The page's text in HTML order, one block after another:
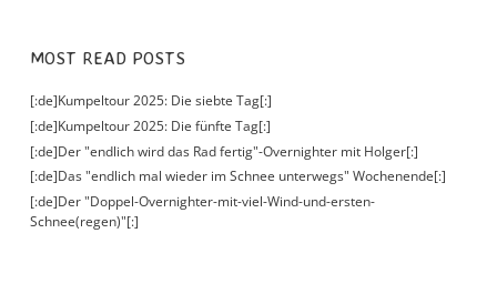
MOST READ POSTS
[:de]Kumpeltour 2025: Die siebte Tag[:]
[:de]Kumpeltour 2025: Die fünfte Tag[:]
[:de]Der "endlich wird das Rad fertig"-Overnighter mit Holger[:]
[:de]Das "endlich mal wieder im Schnee unterwegs" Wochenende[:]
[:de]Der "Doppel-Overnighter-mit-viel-Wind-und-ersten-
Schnee(regen)"[:]